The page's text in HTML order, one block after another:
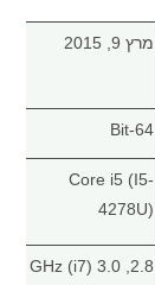
מרץ 9, 2015
64-Bit
Core i5 (I5-
4278U)
2.8, 3.0 GHz (i7)